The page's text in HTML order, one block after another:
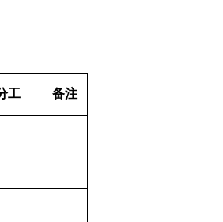
工 备注